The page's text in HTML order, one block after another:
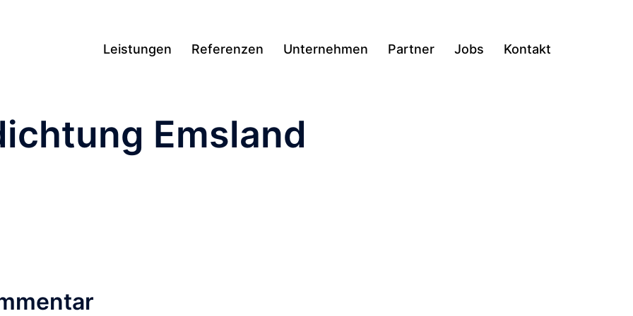
Leistungen Referenzen Unternehmen Partner Jobs Kontakt
Emsland